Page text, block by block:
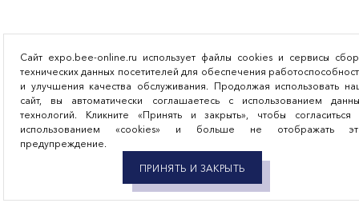
Сайт expo.bee-online.ru использует файлы cookies и сервисы
технических данных посетителей для обеспечения
и улучшения качества обслуживания. Продолжая использовать
сайт, вы автоматически соглашаетесь с использованием
технологий. Кликните «Принять и закрыть», чтобы согласиться
использованием «cookies» и больше не отображать
предупреждение.
ПРИНЯТЬ И ЗАКРЫТЬ